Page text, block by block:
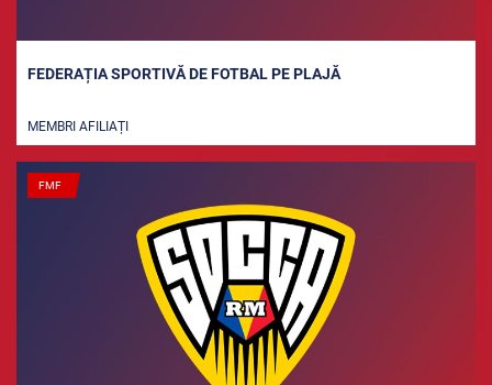
FEDERAȚIA SPORTIVĂ DE FOTBAL PE PLAJĂ
MEMBRI AFILIAȚI
FMF